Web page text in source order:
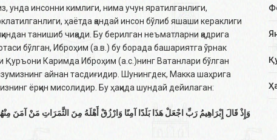
унда инсонни кимлиги, нима учун яратилганлиги,
ҳаётда қандай инсон бўлиб яшаши кераклиги
танишиб чиқади. Бу берилган неъматларни қадрига
бўлган, Иброҳим (а.в.) бу борада башариятга ўрнак
Қуръони Каримда Иброҳим (а.с.)нинг Ватанлари бўлган
айнан тасдиғидир. Шунингдек, Макка шаҳрига
ёрқин мисолидир. Бу ҳақида шундай дейилаган:
وَإِذْ قَالَ إِبْرَاهِيمُ رَبِّ اجْعَلْ هَذَا بَلَدًا آمِنًا وَارْزُقْ أَهْلَهُ مِنَ الثَّمَرَاتِ مَنْ آمَنَ